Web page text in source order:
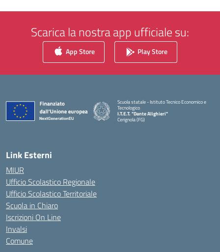
Scarica la nostra app ufficiale su:
App Store Play Store
Scuola statale - Istituto Tecnico Economico e
Tecnologico
I.T.E.T. "Dante Alighieri"
Cerignola (FG)
— Visita la pagina iniziale della scuola
Link Esterni
MIUR
Ufficio Scolastico Regionale
Ufficio Scolastico Territoriale
Scuola in Chiaro
Iscrizioni On Line
Invalsi
Comune